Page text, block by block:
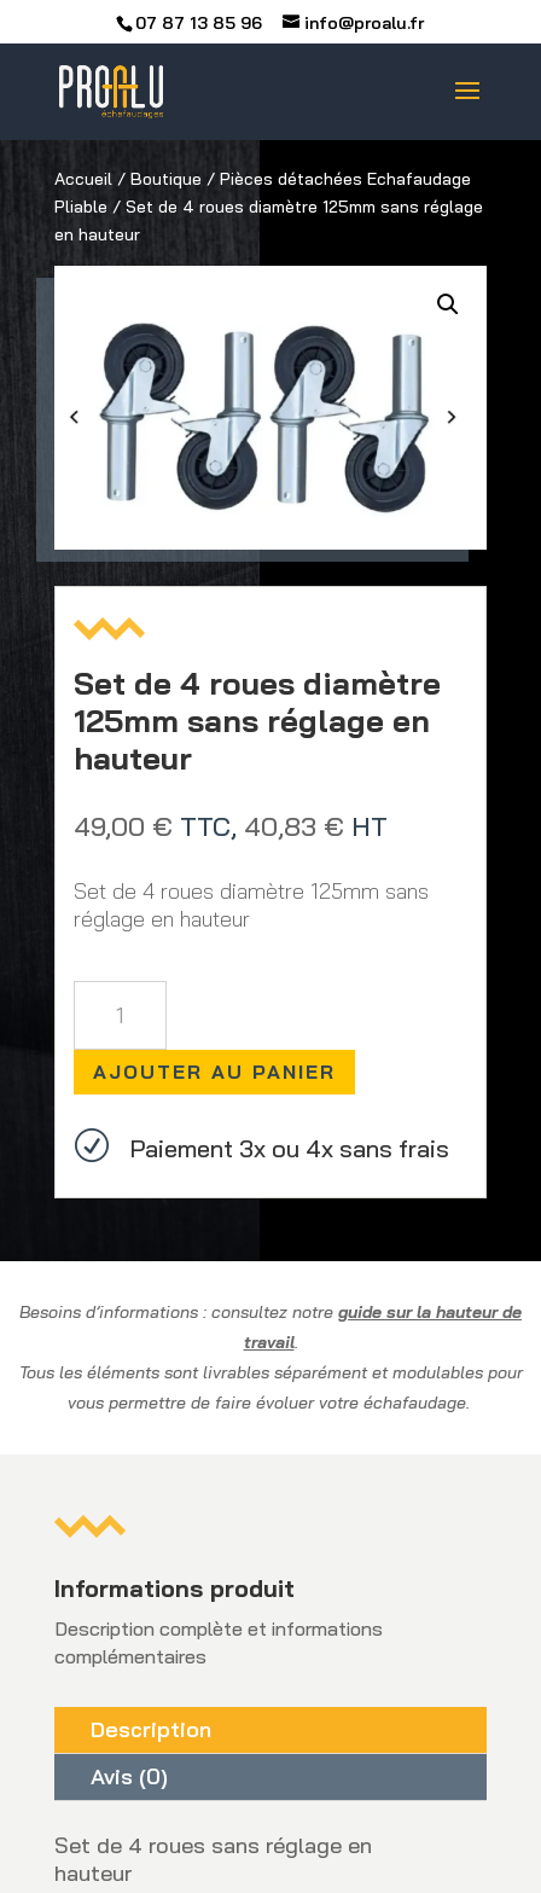
07 87 13 85 96 info@proalu.fr
Accueil/ Boutique / Pièces détachées Echafaudage
Pliable / Set de 4 roues diamètre 125mm sans réglage
en hauteur
Set de 4 roues diamètre
125mm sans réglage en
hauteur
49,00 € TTC, 40,83 € HT
Set de 4 roues diamètre 125mm sans
réglage en hauteur
Set
roues
diamètre
AJOUTER AU PANIER
R Paiement 3x ou 4x sans frais
Besoins d’informations : consultez notre guide sur la hauteur de
travail.
Tous les éléments sont livrables séparément et modulables pour
vous permettre de faire évoluer votre échafaudage.
Informations produit
Description complète et informations
complémentaires
Description
Avis (0)
Set de 4 roues sans réglage en
hauteur